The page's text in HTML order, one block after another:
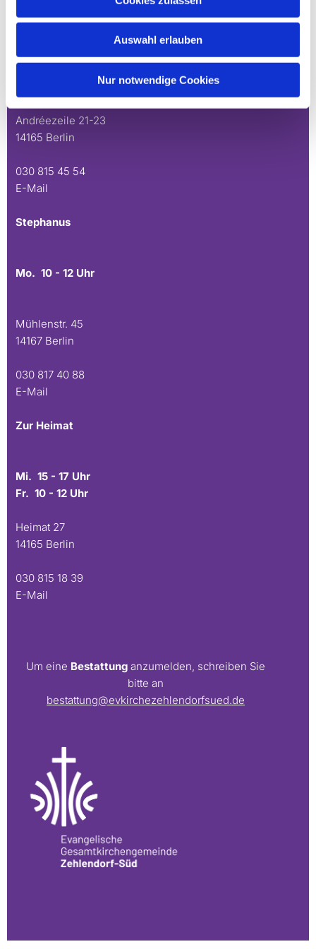
Auswahl erlauben
Nur notwendige Cookies
Schönow-Buschgraben
Mo. 10 - 12 Uhr
Do. 16.30 - 18.30 Uhr
Andréezeile 21-23
14165 Berlin
030 815 45 54
E-Mail
Stephanus
Mo. 10 - 12 Uhr
Mühlenstr. 45
14167 Berlin
030 817 40 88
E-Mail
Zur Heimat
Mi. 15 - 17 Uhr
Fr. 10 - 12 Uhr
Heimat 27
14165 Berlin
030 815 18 39
E-Mail
Um eine Bestattung anzumelden, schreiben Sie
bitte an
bestattung@evkirchezehlendorfsued.de